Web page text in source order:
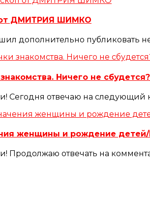
ДМИТРИЯ ШИМКО
дополнительно публиковать
Ничего не
Сегодня отвечаю на следующий
женщины и рождение
Продолжаю отвечать на